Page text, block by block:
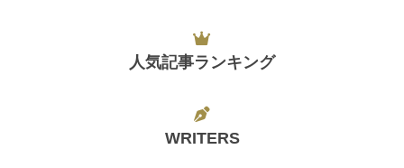
人気記事ランキング
WRITERS